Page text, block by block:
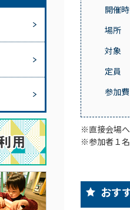
開催
場所
対象
定員
参加費
※直接会場へ
※参加者１名
おす